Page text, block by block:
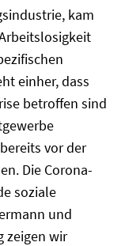
kam
einher, dass
betroffen sind
vor der
Die Corona-
soziale
und
zeigen wir